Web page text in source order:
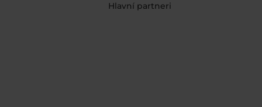
Hlavní partneri